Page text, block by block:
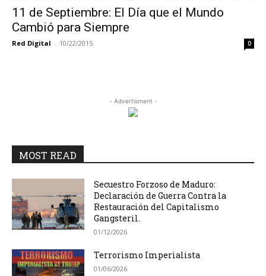
11 de Septiembre: El Día que el Mundo
Cambió para Siempre
Red Digital - 10/22/2015 0
- Advertisment -
MOST READ
Secuestro Forzoso de Maduro:
Declaración de Guerra Contra la
Restauración del Capitalismo
Gangsteril.
01/12/2026
Terrorismo Imperialista
01/06/2026